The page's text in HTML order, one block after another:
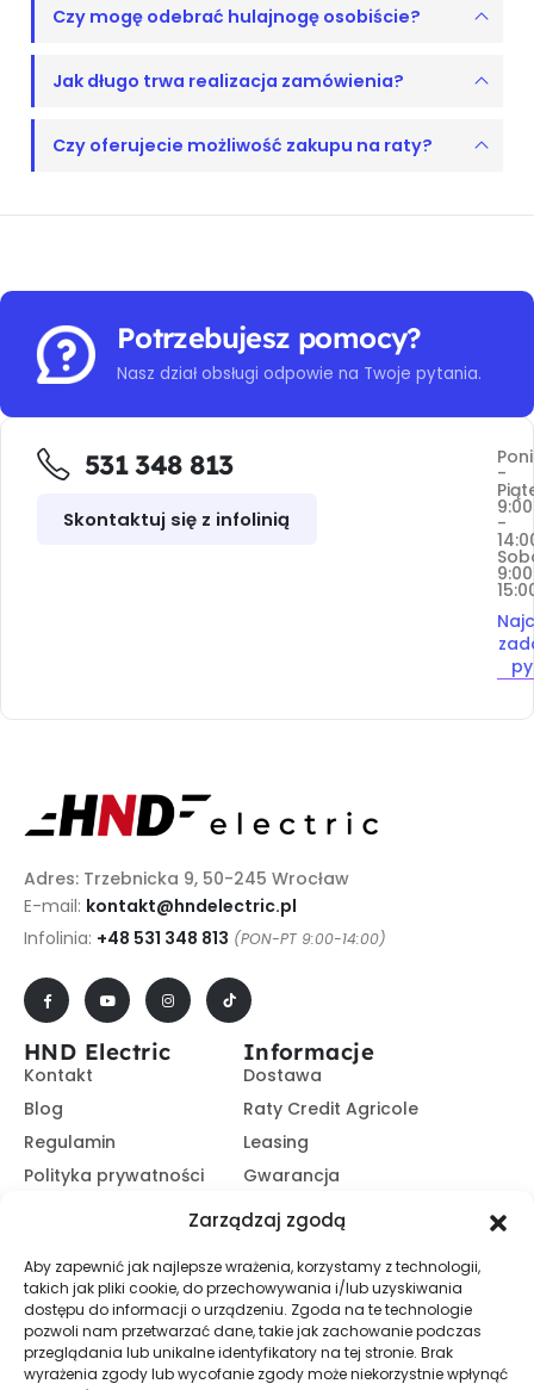
Zarządzaj zgodą
Aby zapewnić jak najlepsze wrażenia, korzystamy z technologii,
takich jak pliki cookie, do przechowywania i/lub uzyskiwania
dostępu do informacji o urządzeniu. Zgoda na te technologie
pozwoli nam przetwarzać dane, takie jak zachowanie podczas
przeglądania lub unikalne identyfikatory na tej stronie. Brak
wyrażenia zgody lub wycofanie zgody może niekorzystnie wpłynąć
Czy mogę odebrać hulajnogę osobiście?
Jak długo trwa realizacja zamówienia?
Czy oferujecie możliwość zakupu na raty?
Potrzebujesz pomocy?
Nasz dział obsługi odpowie na Twoje pytania.
531 348 813
Skontaktuj się z infolinią
-
9:00
-
Adres: Trzebnicka 9, 50-245 Wrocław
E-mail: kontakt@hndelectric.pl
Infolinia: +48 531 348 813 (PON-PT 9:00-14:00)
HND Electric
Kontakt
Blog
Regulamin
Polityka prywatności
Informacje
Dostawa
Raty Credit Agricole
Leasing
Gwarancja
14 dni na zwrot
Program partnerski
Zasubskrybuj nasz Newsletter
Zapisz Się